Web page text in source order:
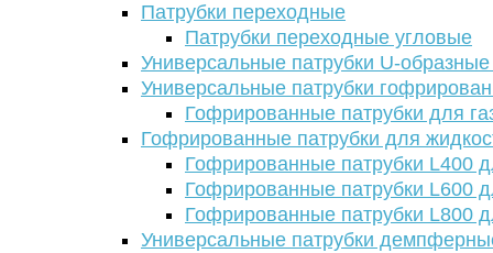
Патрубки переходные
Патрубки переходные угловые
Универсальные патрубки U-
Универсальные патрубки
Гофрированные патрубки для
Гофрированные патрубки для
Гофрированные патрубки L400
Гофрированные патрубки L600
Гофрированные патрубки L800
Универсальные патрубки